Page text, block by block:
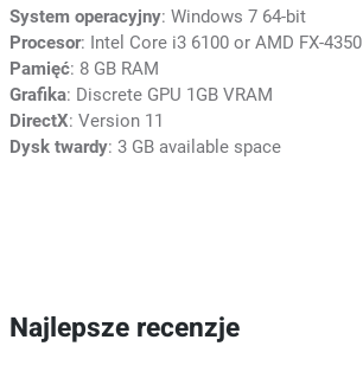
System operacyjny: Windows 7 64-bit
Procesor: Intel Core i3 6100 or AMD FX-4350
Pamięć: 8 GB RAM
Grafika: Discrete GPU 1GB VRAM
DirectX: Version 11
Dysk twardy: 3 GB available space
Najlepsze recenzje